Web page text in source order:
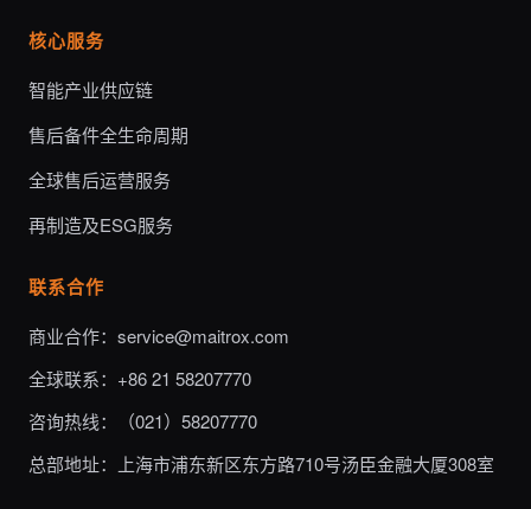
核心服务
智能产业供应链
售后备件全生命周期
全球售后运营服务
再制造及ESG服务
联系合作
商业合作：service@maitrox.com
全球联系：+86 21 58207770
咨询热线：（021）58207770
总部地址：上海市浦东新区东方路710号汤臣金融大厦308室